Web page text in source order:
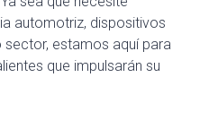
automotriz, dispositivos
estamos aquí para
que impulsarán su